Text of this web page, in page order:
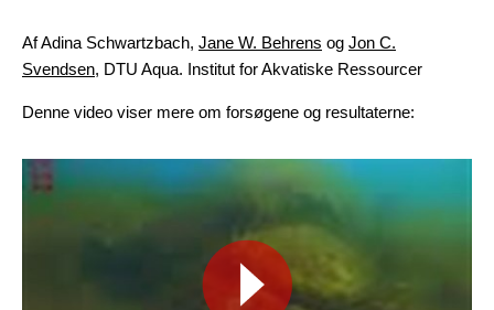
Af Adina Schwartzbach, Jane W. Behrens og Jon C.
Svendsen, DTU Aqua. Institut for Akvatiske Ressourcer
Denne video viser mere om forsøgene og resultaterne: